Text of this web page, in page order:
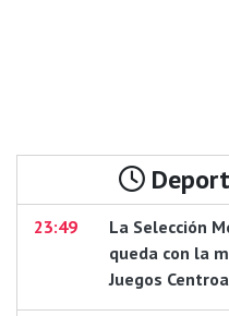
23:49
La Selección
queda con la
Juegos